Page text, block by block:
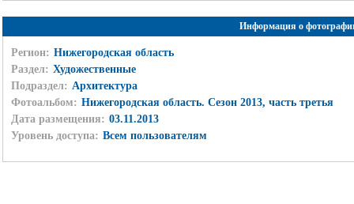
Информация о
Регион: Нижегородская область
Раздел: Художественные
Подраздел: Архитектура
Фотоальбом: Нижегородская область. Сезон 2013, часть третья
Дата размещения: 03.11.2013
Уровень доступа: Всем пользователям